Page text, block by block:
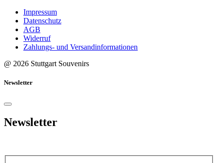
Impressum
Datenschutz
AGB
Widerruf
Zahlungs- und Versandinformationen
@ 2026 Stuttgart Souvenirs
Newsletter
Newsletter